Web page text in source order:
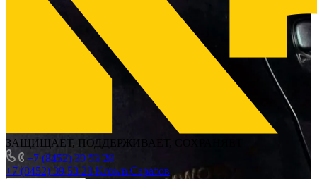
ЗАЩИЩАЕТ, ПОДДЕРЖИВАЕТ, СОХРАНЯЕТ
+7 (8452) 39 53 28
+7 (8452) 39 53 28 Krown Саратов